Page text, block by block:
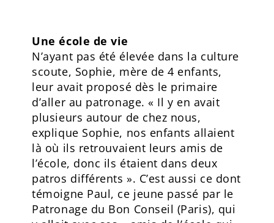
Une école de vie
N’ayant pas été élevée dans la culture
scoute, Sophie, mère de 4 enfants,
leur avait proposé dès le primaire
d’aller au patronage. « Il y en avait
plusieurs autour de chez nous,
explique Sophie, nos enfants allaient
là où ils retrouvaient leurs amis de
l’école, donc ils étaient dans deux
patros différents ». C’est aussi ce dont
témoigne Paul, ce jeune passé par le
Patronage du Bon Conseil (Paris), qui